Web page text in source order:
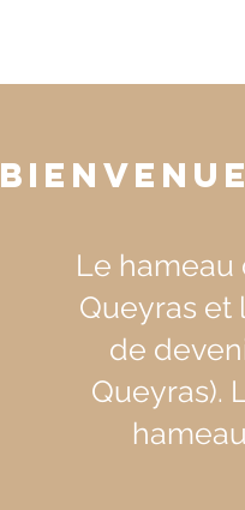
Le hameau
Queyras et
de
Queyras).